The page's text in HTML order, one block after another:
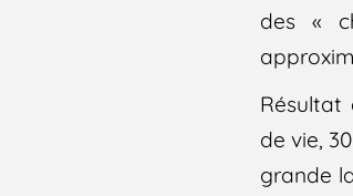
des «
Résultat
de vie,
grande